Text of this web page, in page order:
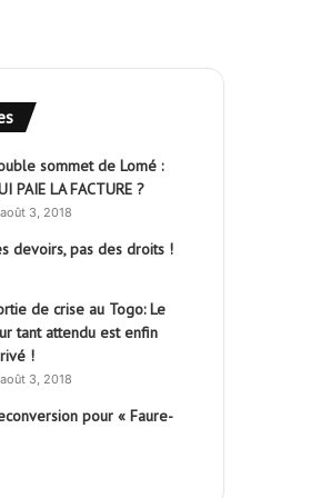
sommet de Lomé :
PAIE LA FACTURE ?
août 3, 2018
devoirs, pas des droits !
de crise au Togo: Le
tant attendu est enfin
!
août 3, 2018
pour « Faure-